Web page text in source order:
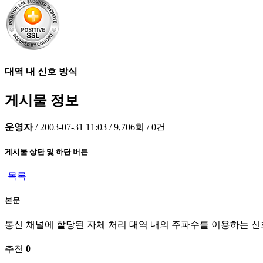
대역 내 신호 방식
게시물 정보
운영자 / 2003-07-31 11:03 / 9,706회 / 0건
게시물 상단 및 하단 버튼
목록
본문
통신 채널에 할당된 자체 처리 대역 내의 주파수를 이용하는 신
추천 0